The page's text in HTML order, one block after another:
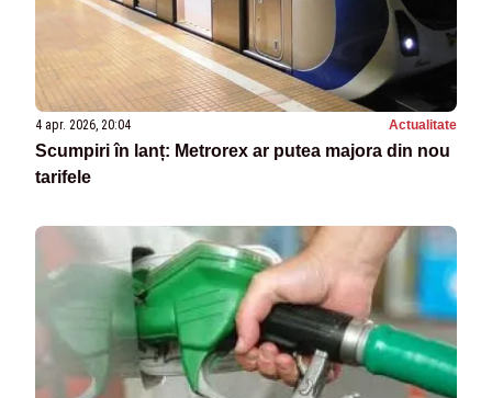
4 apr. 2026, 20:04 Actualitate
Scumpiri în lanț: Metrorex ar putea majora din nou
tarifele